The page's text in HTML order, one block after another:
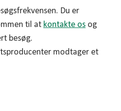
Du er
til at kontakte os og
besøg.
modtager et